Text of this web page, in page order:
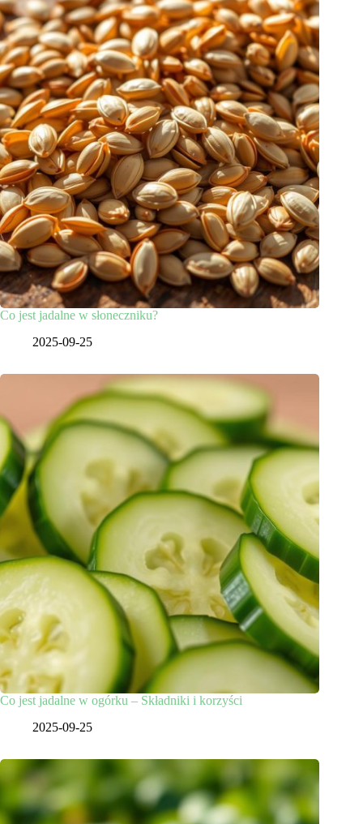
Co jest jadalne w słoneczniku?
2025-09-25
Co jest jadalne w ogórku – Składniki i korzyści
2025-09-25